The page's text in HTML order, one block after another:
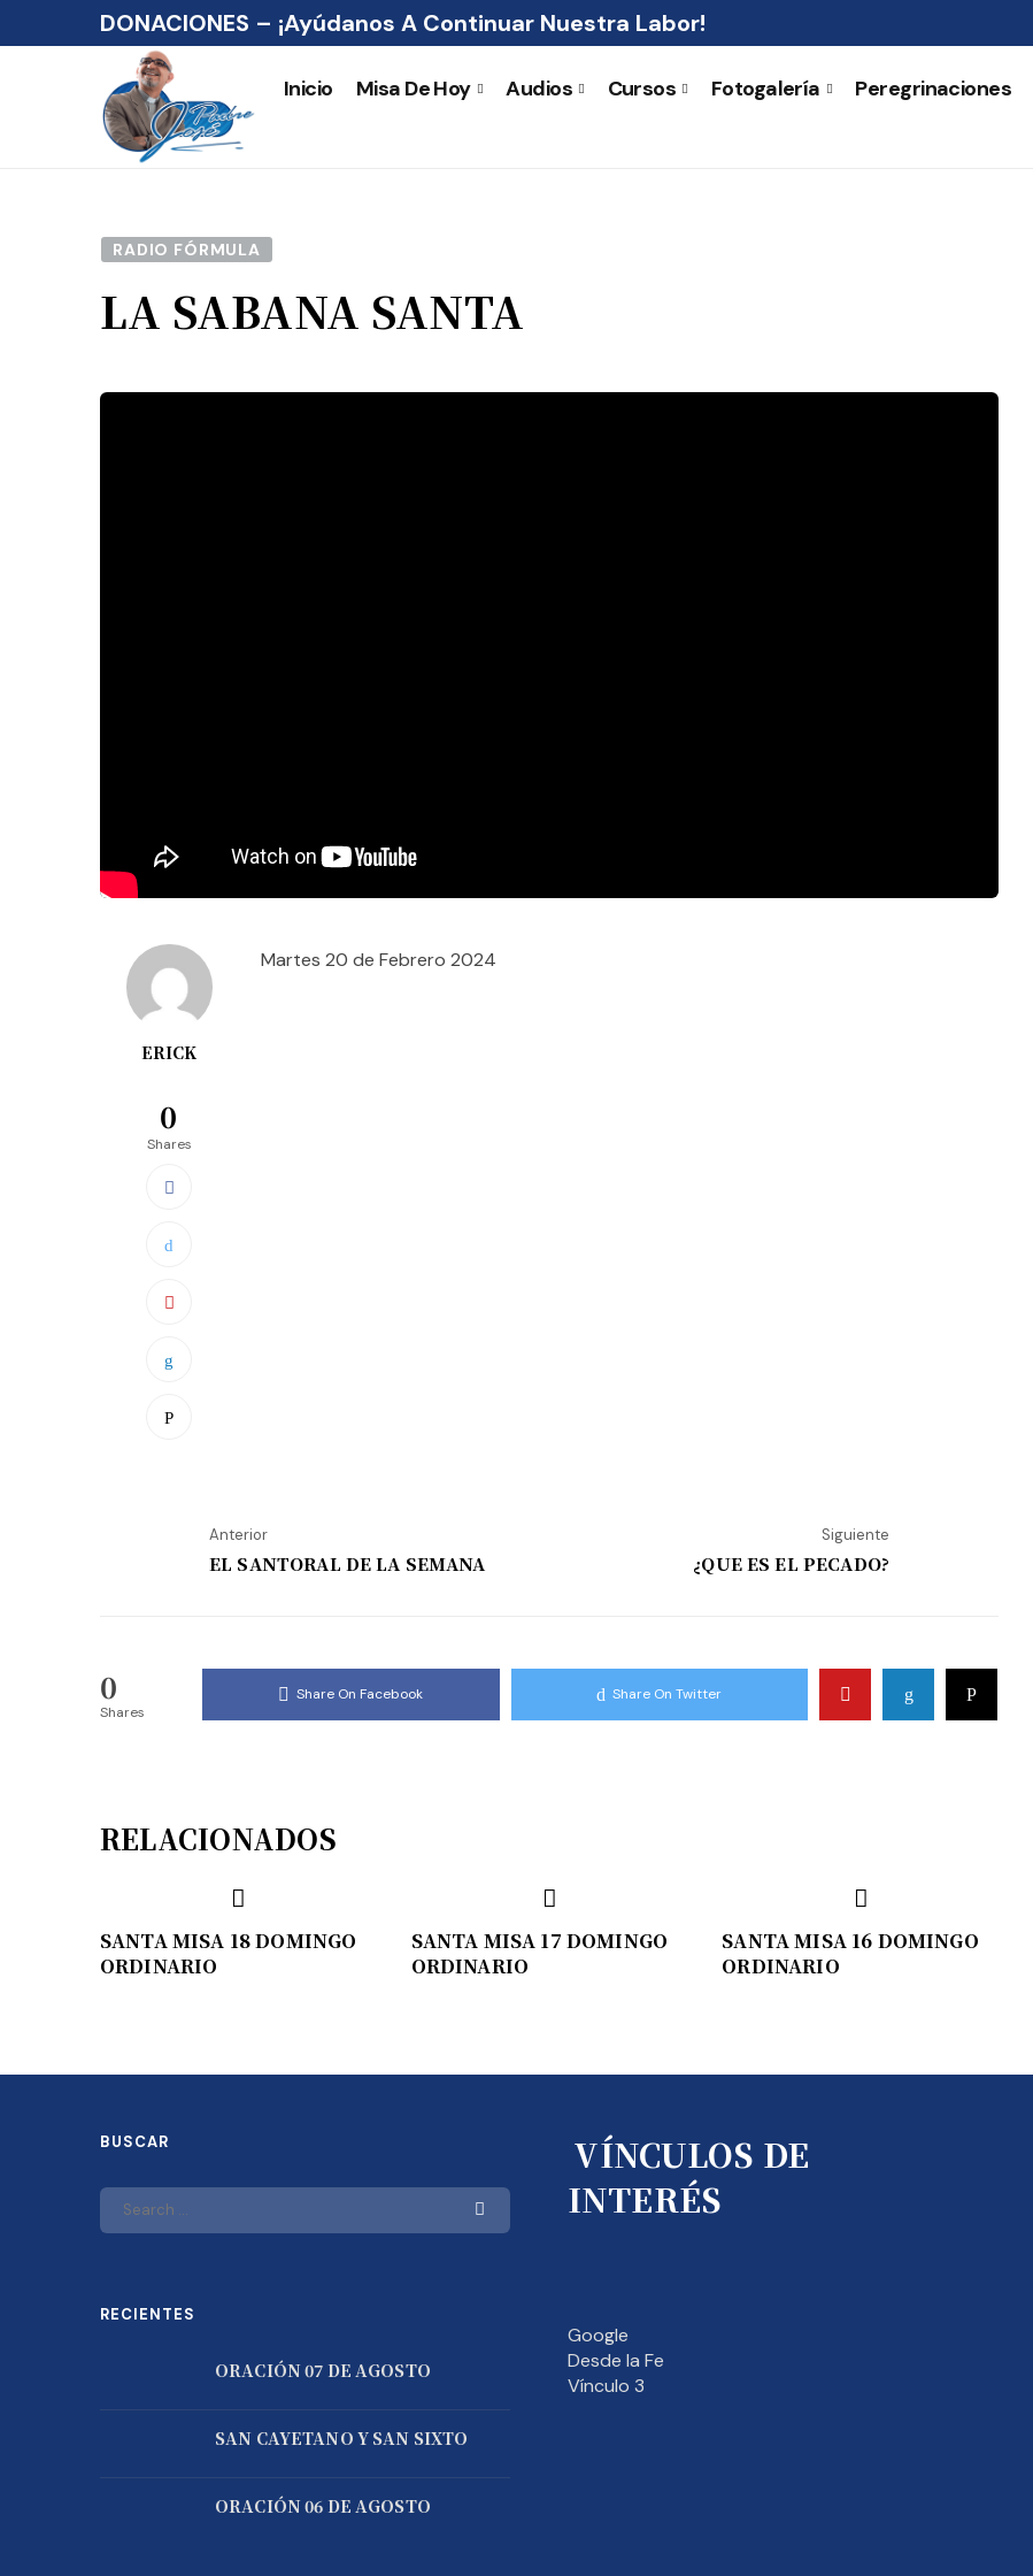
DONACIONES – ¡Ayúdanos A Continuar Nuestra Labor!
Inicio Misa De Hoy Audios Cursos Fotogalería Peregrinaciones
RADIO FÓRMULA
LA SABANA SANTA
ERICK
0
Shares
Martes 20 de Febrero 2024
Anterior
EL SANTORAL DE LA SEMANA
Siguiente
¿QUE ES EL PECADO?
0
Shares
Share On Facebook Share On Twitter
RELACIONADOS
SANTA MISA 18 DOMINGO
ORDINARIO
SANTA MISA 17 DOMINGO
ORDINARIO
SANTA MISA 16 DOMINGO
ORDINARIO
BUSCAR
RECIENTES
ORACIÓN 07 DE AGOSTO
SAN CAYETANO Y SAN SIXTO
ORACIÓN 06 DE AGOSTO
VÍNCULOS DE
INTERÉS
Google
Desde la Fe
Vínculo 3